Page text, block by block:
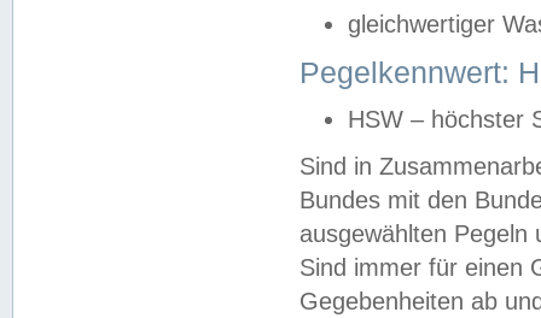
gleichwertiger
Pegelkennwert:
HSW – höchster
Sind in
Bundes mit den
ausgewählten
Sind immer für einen
Gegebenheiten ab